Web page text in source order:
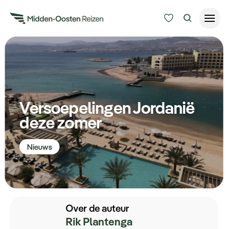
Alle bestemmingen
Type Reizen
Inspiratie
Meer
Reisduur
Budget
Zoeken
Versoepelingen Jordanië
deze zomer
Nieuws
Over de auteur
Rik Plantenga